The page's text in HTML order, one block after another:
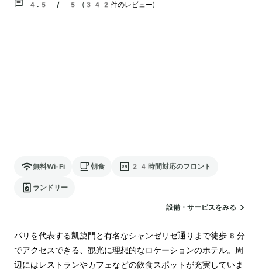
4.5 / 5 ( 342件のレビュー)
無料Wi-Fi 朝食 24時間対応のフロント
ランドリー
設備・サービスをみる
パリを代表する凱旋門と有名なシャンゼリゼ通りまで徒歩8分
でアクセスできる、観光に理想的なロケーションのホテル。周
辺にはレストランやカフェなどの飲食スポットが充実していま